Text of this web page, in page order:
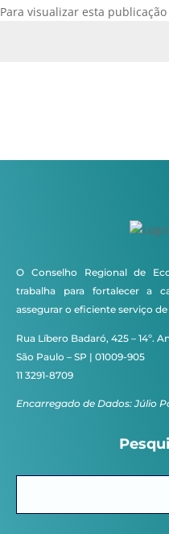
Para visualizar esta
O Conselho Regional de
trabalha para fortalecer a
assegurar o eficiente serviço
Rua Líbero Badaró, 425 – 14º.
São Paulo – SP | 01009-905
11 3291-8709
Encarregado de Dados: Júlio